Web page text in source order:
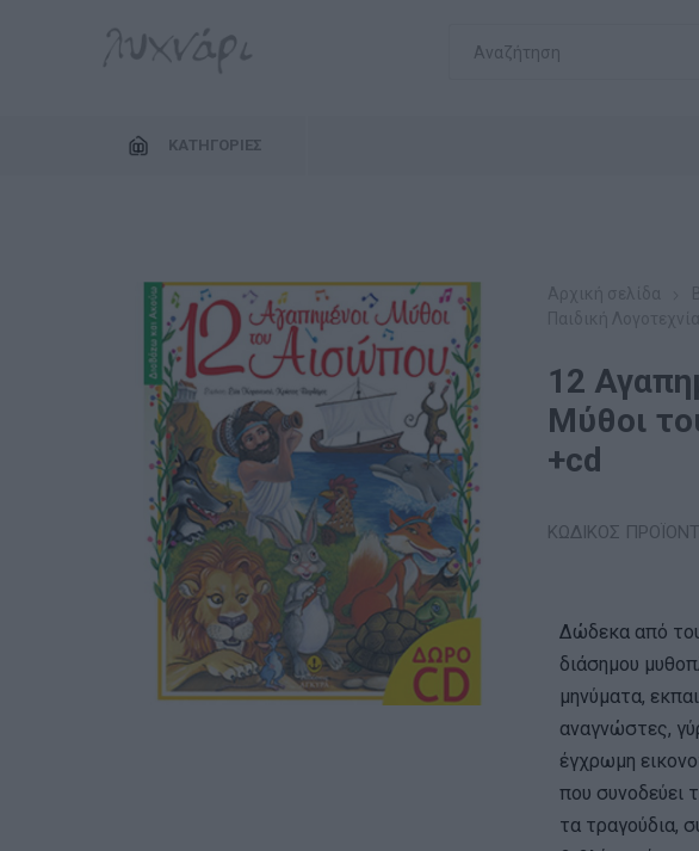
ΚΑΤΗΓΟΡΊΕΣ
12
Μύθοι
+cd
ΚΩΔΙΚΟΣ
Δώδεκα από
διάσημου
μηνύματα,
αναγνώστες,
έγχρωμη
που συνοδεύει
τα τραγούδια,